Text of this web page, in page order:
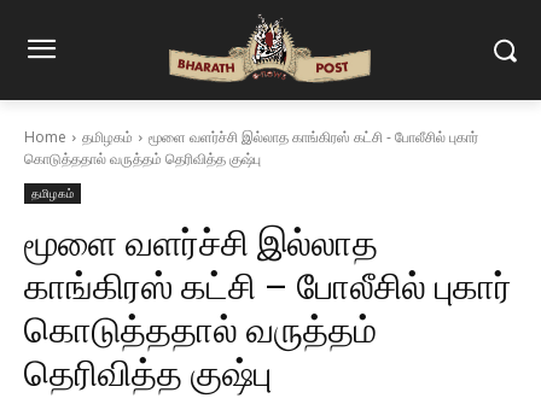
Home தமிழகம்
மூளை வளர்ச்சி இல்லாத காங்கிரஸ் கட்சி - போலீசில் புகார்
கொடுத்ததால் வருத்தம் தெரிவித்த குஷ்பு
தமிழகம்
மூளை வளர்ச்சி இல்லாத
காங்கிரஸ் கட்சி – போலீசில் புகார்
கொடுத்ததால் வருத்தம்
தெரிவித்த குஷ்பு